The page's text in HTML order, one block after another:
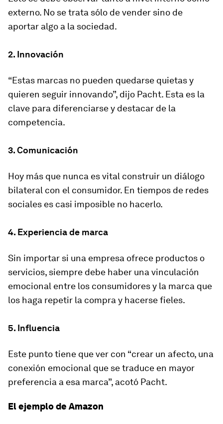
externo. No se trata sólo de vender sino de
aportar algo a la sociedad.
2. Innovación
“Estas marcas no pueden quedarse quietas y
quieren seguir innovando”, dijo Pacht. Esta es la
clave para diferenciarse y destacar de la
competencia.
3. Comunicación
Hoy más que nunca es vital construir un diálogo
bilateral con el consumidor. En tiempos de redes
sociales es casi imposible no hacerlo.
4. Experiencia de marca
Sin importar si una empresa ofrece productos o
servicios, siempre debe haber una vinculación
emocional entre los consumidores y la marca que
los haga repetir la compra y hacerse fieles.
5. Influencia
Este punto tiene que ver con “crear un afecto, una
conexión emocional que se traduce en mayor
preferencia a esa marca”, acotó Pacht.
El ejemplo de Amazon